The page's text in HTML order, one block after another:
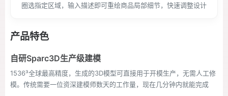
圈选指定区域，输入描述即可重绘商品局部细节，快速调整设计
产品特色
自研Sparc3D生产级建模
1536³全球最高精度，生成的3D模型可直接用于开模生产，无需人工修
模。传统需要一位资深建模师数天的工作量，现在几分钟内就能完成